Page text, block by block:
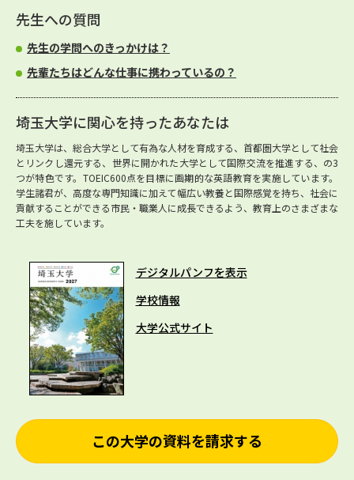
先生への質問
先生の学問へのきっかけは？
先輩たちはどんな仕事に携わっているの？
埼玉大学に関心を持ったあなたは
埼玉大学は、総合大学として有為な人材を育成する、首都圏大学として社会
とリンクし還元する、世界に開かれた大学として国際交流を推進する、の3
つが特色です。TOEIC600点を目標に画期的な英語教育を実施しています。
学生諸君が、高度な専門知識に加えて幅広い教養と国際感覚を持ち、社会に
貢献することができる市民・職業人に成長できるよう、教育上のさまざまな
工夫を施しています。
デジタルパンフを表示
学校情報
大学公式サイト
この大学の資料を請求する